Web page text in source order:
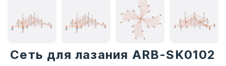
Сеть для лазания ARB-SK0102